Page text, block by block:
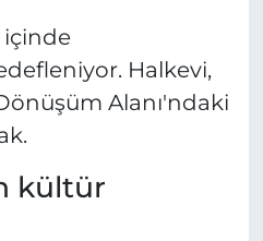
içinde
Halkevi,
Alanı'ndaki
kültür